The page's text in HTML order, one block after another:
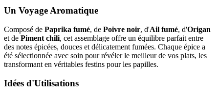
Un Voyage Aromatique
Composé de Paprika fumé, de Poivre noir, d'Ail fumé, d'Origan
et de Piment chili, cet assemblage offre un équilibre parfait entre
des notes épicées, douces et délicatement fumées. Chaque épice a
été sélectionnée avec soin pour révéler le meilleur de vos plats, les
transformant en véritables festins pour les papilles.
Idées d'Utilisations